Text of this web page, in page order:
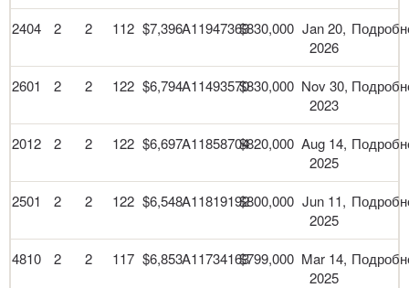
2404 2 2 112 $7,396A11947363$830,000 Jan 20,
2026
2601 2 2 122 $6,794A11493570$830,000 Nov 30,
2023
2012 2 2 122 $6,697A11858704$820,000 Aug 14,
2025
2501 2 2 122 $6,548A11819192$800,000 Jun 11,
2025
4810 2 2 117 $6,853A11734163$799,000 Mar 14,
2025